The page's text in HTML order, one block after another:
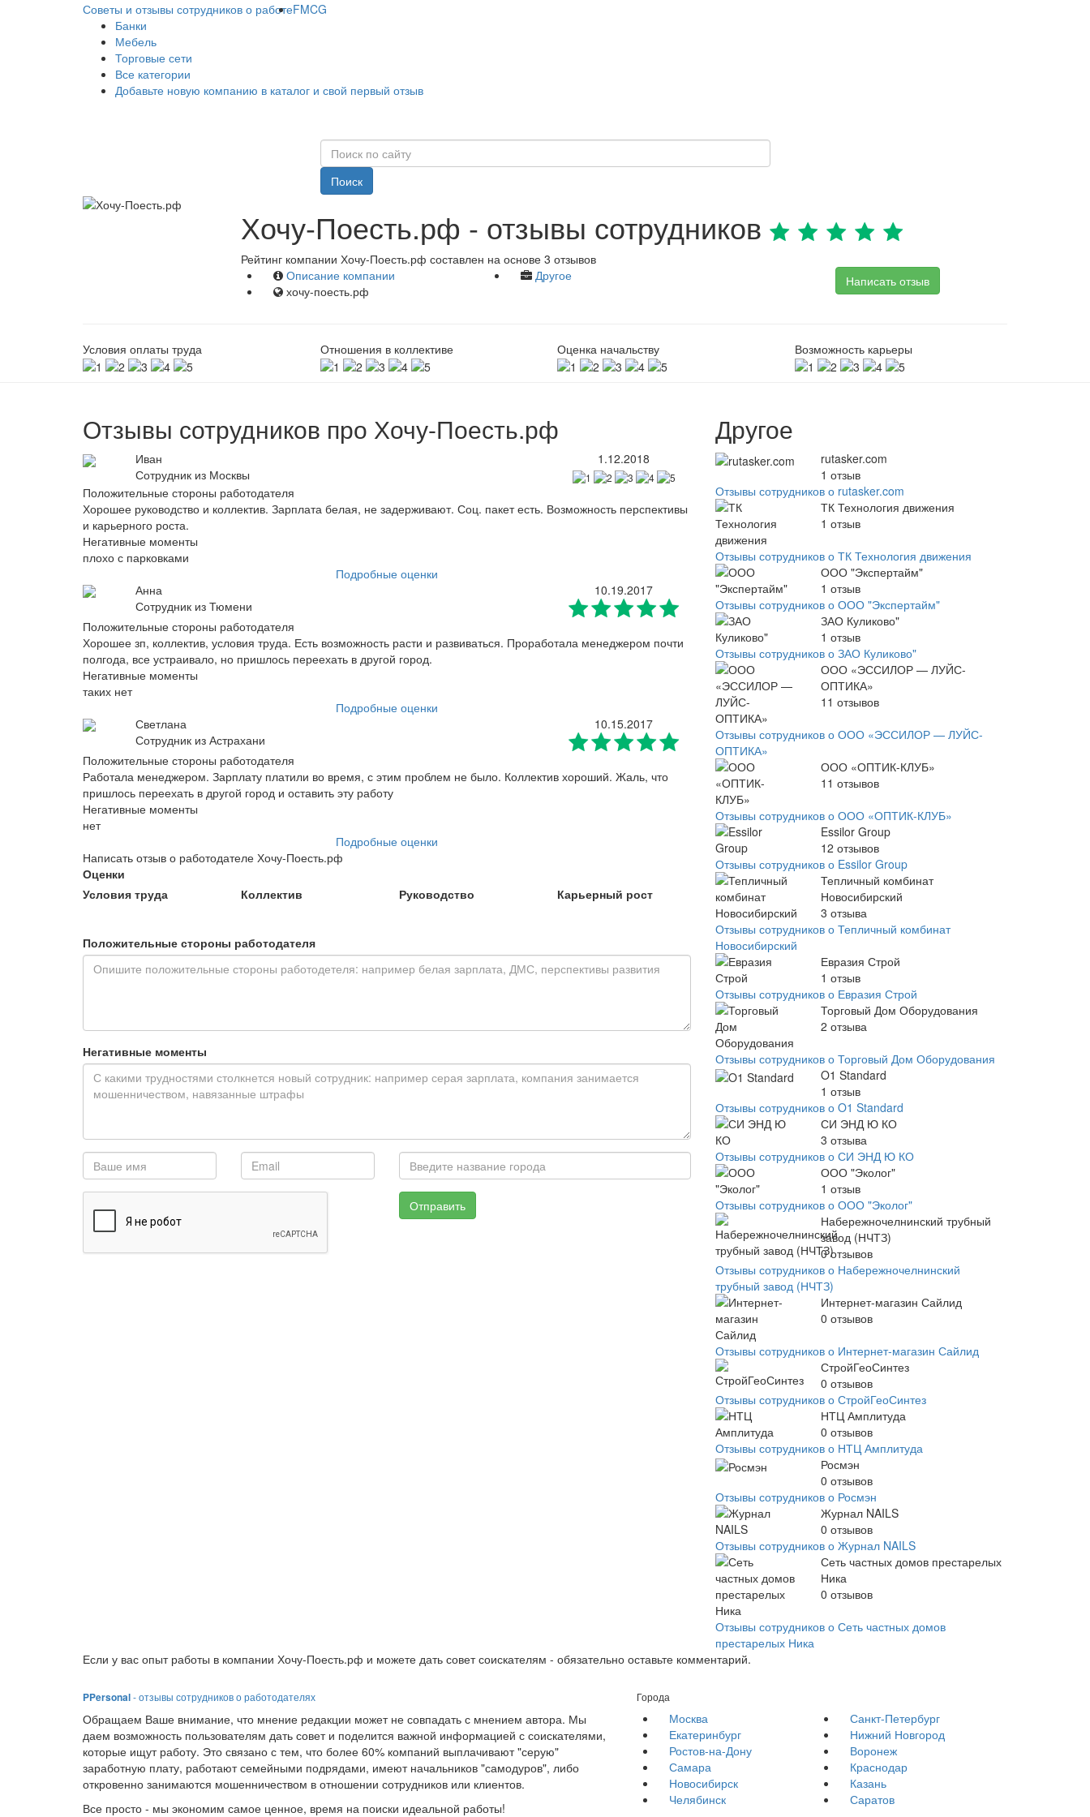
Советы и отзывы сотрудников о работеFMCG
Банки
Мебель
Торговые сети
Все категории
Добавьте новую компанию в каталог и свой первый отзыв
Поиск
Хочу-Поесть.рф - отзывы сотрудников
Рейтинг компании Хочу-Поесть.рф составлен на основе 3 отзывов
Описание компании
Другое
хочу-поесть.рф
Написать отзыв
Условия оплаты труда Отношения в коллективе Оценка начальству Возможность карьеры
Отзывы сотрудников про Хочу-Поесть.рф
Иван
Сотрудник из Москвы
1.12.2018
Положительные стороны работодателя
Хорошее руководство и коллектив. Зарплата белая, не задерживают. Соц. пакет есть. Возможность перспективы
и карьерного роста.
Негативные моменты
плохо с парковками
Подробные оценки
Анна
Сотрудник из Тюмени
10.19.2017
Положительные стороны работодателя
Хорошее зп, коллектив, условия труда. Есть возможность расти и развиваться. Проработала менеджером почти
полгода, все устраивало, но пришлось переехать в другой город.
Негативные моменты
таких нет
Подробные оценки
Светлана
Сотрудник из Астрахани
10.15.2017
Положительные стороны работодателя
Работала менеджером. Зарплату платили во время, с этим проблем не было. Коллектив хороший. Жаль, что
пришлось переехать в другой город и оставить эту работу
Негативные моменты
нет
Подробные оценки
Написать отзыв о работодателе Хочу-Поесть.рф
Оценки
Условия труда
Коллектив Руководство Карьерный рост
Положительные стороны работодателя
Негативные моменты
Отправить
Другое
rutasker.com
1 отзыв
Отзывы сотрудников о rutasker.com
ТК Технология движения
1 отзыв
Отзывы сотрудников о ТК Технология движения
ООО "Экспертайм"
1 отзыв
Отзывы сотрудников о ООО "Экспертайм"
ЗАО Куликово"
1 отзыв
Отзывы сотрудников о ЗАО Куликово"
ООО «ЭССИЛОР — ЛУЙС-
ОПТИКА»
11 отзывов
Отзывы сотрудников о ООО «ЭССИЛОР — ЛУЙС-
ОПТИКА»
ООО «ОПТИК-КЛУБ»
11 отзывов
Отзывы сотрудников о ООО «ОПТИК-КЛУБ»
Essilor Group
12 отзывов
Отзывы сотрудников о Essilor Group
Тепличный комбинат
Новосибирский
3 отзыва
Отзывы сотрудников о Тепличный комбинат
Новосибирский
Евразия Строй
1 отзыв
Отзывы сотрудников о Евразия Строй
Торговый Дом Оборудования
2 отзыва
Отзывы сотрудников о Торговый Дом Оборудования
O1 Standard
1 отзыв
Отзывы сотрудников о O1 Standard
СИ ЭНД Ю КО
3 отзыва
Отзывы сотрудников о СИ ЭНД Ю КО
ООО "Эколог"
1 отзыв
Отзывы сотрудников о ООО "Эколог"
Набережночелнинский трубный
завод (НЧТЗ)
0отзывов
Отзывы сотрудников о Набережночелнинский
трубный завод (НЧТЗ)
Интернет-магазин Сайлид
0 отзывов
Отзывы сотрудников о Интернет-магазин Сайлид
СтройГеоСинтез
0 отзывов
Отзывы сотрудников о СтройГеоСинтез
НТЦ Амплитуда
0 отзывов
Отзывы сотрудников о НТЦ Амплитуда
Росмэн
0 отзывов
Отзывы сотрудников о Росмэн
Журнал NAILS
0 отзывов
Отзывы сотрудников о Журнал NAILS
Сеть частных домов престарелых
Ника
0 отзывов
Отзывы сотрудников о Сеть частных домов
престарелых Ника
Если у вас опыт работы в компании Хочу-Поесть.рф и можете дать совет соискателям - обязательно оставьте комментарий.
PPersonal- отзывы сотрудников о работодателях
Обращаем Ваше внимание, что мнение редакции может не совпадать с мнением автора. Мы
даем возможность пользователям дать совет и поделится важной информацией с соискателями,
которые ищут работу. Это связано с тем, что более 60% компаний выплачивают "серую"
заработную плату, работают семейными подрядами, имеют начальников "самодуров", либо
откровенно занимаются мошенничеством в отношении сотрудников или клиентов.
Все просто - мы экономим самое ценное, время на поиски идеальной работы!
Города
Москва
Санкт-Петербург
Екатеринбург
Нижний Новгород
Ростов-на-Дону
Воронеж
Самара
Краснодар
Новосибирск
Казань
Челябинск
Саратов